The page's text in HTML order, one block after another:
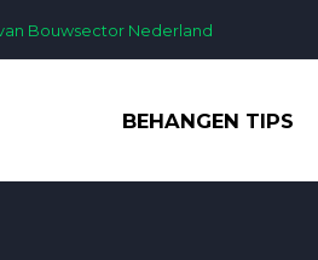
Bouwsector Nederland
BEHANGEN TIPS